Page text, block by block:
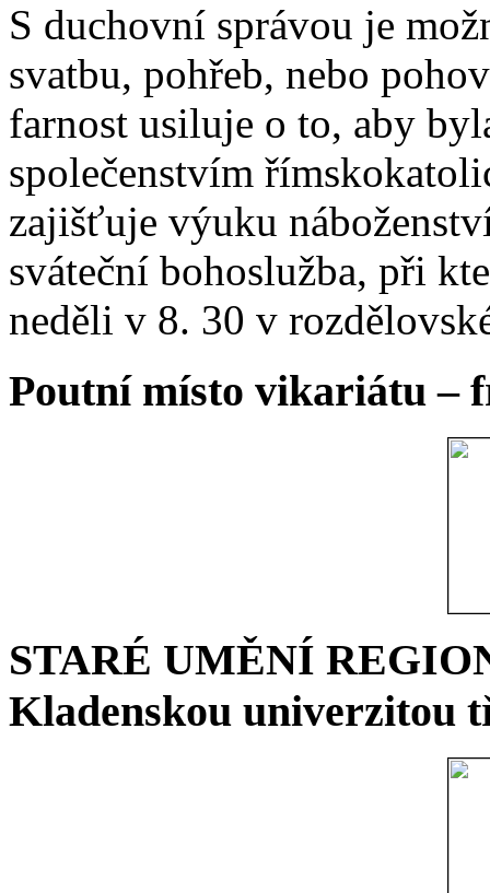
S duchovní správou je
svatbu, pohřeb, nebo
farnost usiluje o to, aby
společenstvím
zajišťuje výuku
sváteční bohoslužba, při
neděli v 8. 30 v
Poutní místo vikariátu –
STARÉ UMĚNÍ
Kladenskou univerzitou